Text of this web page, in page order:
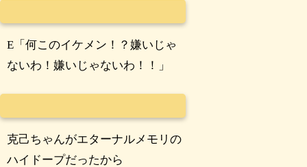
E「何このイケメン！？嫌いじゃ
ないわ！嫌いじゃないわ！！」
克己ちゃんがエターナルメモリの
ハイドープだったから